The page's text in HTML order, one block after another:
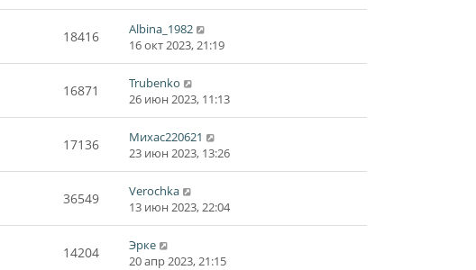
18416
Albina_1982
16 окт 2023, 21:19
16871
Trubenko
26 июн 2023, 11:13
17136
Михас220621
23 июн 2023, 13:26
36549
Verochka
13 июн 2023, 22:04
14204
Эрке
20 апр 2023, 21:15